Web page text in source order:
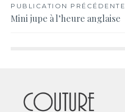
Navigation
de
PUBLICATION PRÉCÉDENTE
Mini jupe à l’heure anglaise